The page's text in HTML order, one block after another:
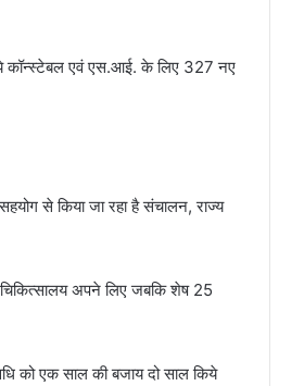
कॉन्स्टेबल एवं एस.आई. के लिए 327 नए
से किया जा रहा है संचालन, राज्य
अपने लिए जबकि शेष 25
को एक साल की बजाय दो साल किये